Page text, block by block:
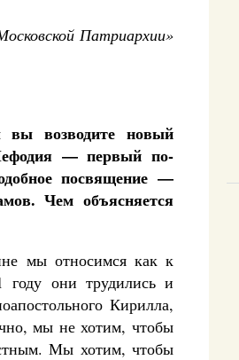
Патриархии»
вы возводите новый
— первый по-
посвящение —
Чем объясняется
мы относимся как к
они трудились и
Кирилла,
мы не хотим, чтобы
Мы хотим, чтобы